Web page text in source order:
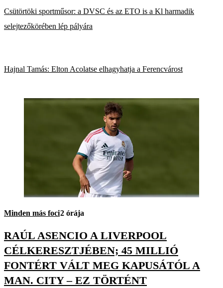
Csütörtöki sportműsor: a DVSC és az ETO is a Kl harmadik
selejtezőkörében lép pályára
Hajnal Tamás: Elton Acolatse elhagyhatja a Ferencvárost
Minden más foci2 órája
RAÚL ASENCIO A LIVERPOOL
CÉLKERESZTJÉBEN; 45 MILLIÓ
FONTÉRT VÁLT MEG KAPUSÁTÓL A
MAN. CITY – EZ TÖRTÉNT